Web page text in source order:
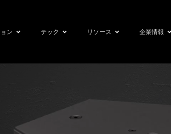
ン テック リソース 企業情報